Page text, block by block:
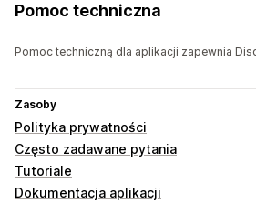
Pomoc techniczna
Pomoc techniczną dla aplikacji zapewnia
Zasoby
Polityka prywatności
Często zadawane pytania
Tutoriale
Dokumentacja aplikacji